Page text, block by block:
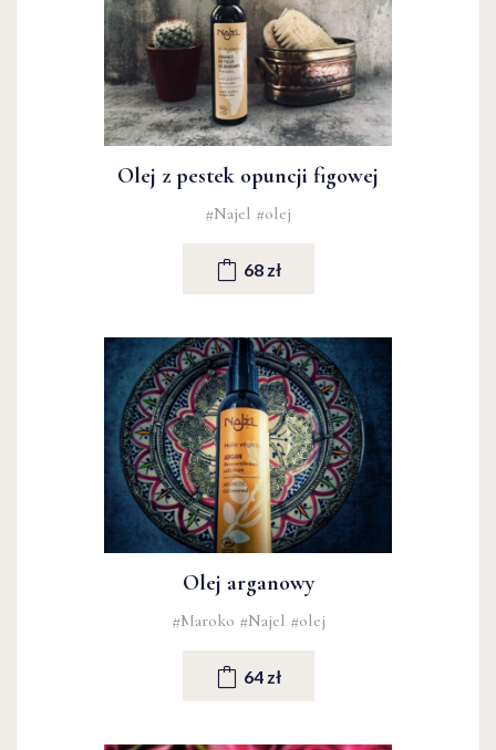
Olej z pestek opuncji figowej
#Najel #olej
68 zł
Olej arganowy
#Maroko #Najel #olej
64 zł